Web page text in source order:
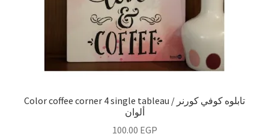
Color coffee corner 4 single tableau / تابلوه كوفي كورنر
ألوان
100.00 EGP